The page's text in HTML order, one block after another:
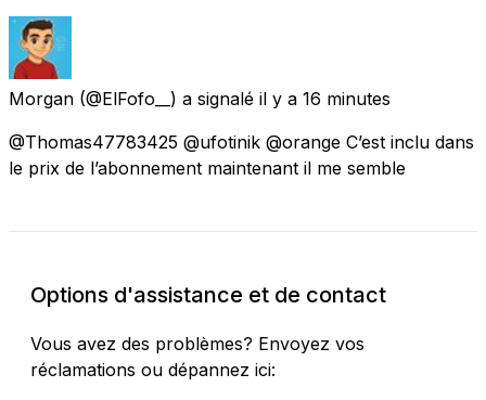
Morgan (@ElFofo__) a signalé il y a 16 minutes
@Thomas47783425 @ufotinik @orange C’est inclu dans
le prix de l’abonnement maintenant il me semble
Options d'assistance et de contact
Vous avez des problèmes? Envoyez vos
réclamations ou dépannez ici: